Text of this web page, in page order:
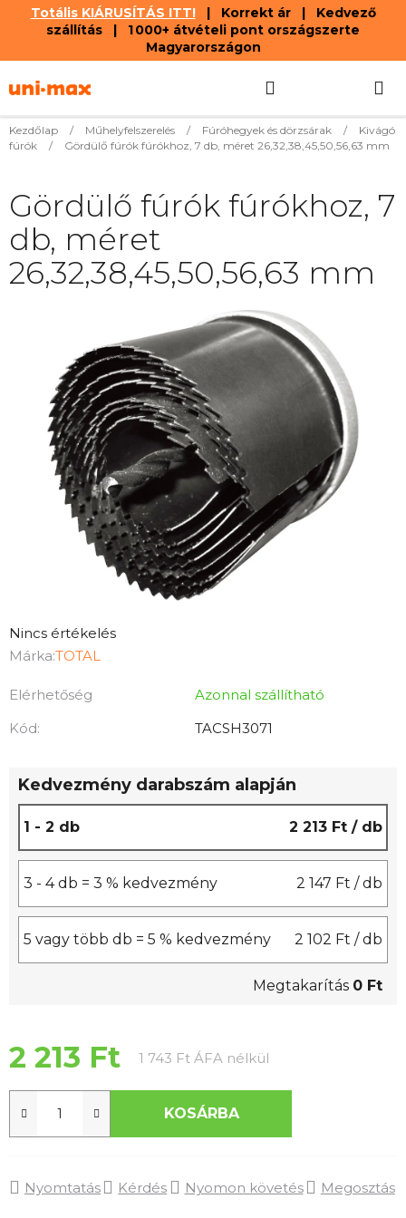
Totális KIÁRUSÍTÁS ITT!| Korrekt ár | Kedvező
szállítás | 1 000+ átvételi pont országszerte
Magyarországon
tartalomhoz
KOSÁR
Kezdőlap / Műhelyfelszerelés / Fúróhegyek és dörzsárak /
Kivágó
fúrók
/ Gördülő fúrók fúrókhoz, 7 db, méret 26,32,38,45,50,56,63 mm
A
termék
értékelése
5-
csillag.
Nincs értékelés
Márka:TOTAL
Elérhetőség
Azonnal szállítható
Kód:
TACSH3071
Kedvezmény darabszám alapján
1 - 2 db 2 213 Ft / db
3 - 4 db = 3 % kedvezmény 2 147 Ft / db
5 vagy több db = 5 % kedvezmény 2 102 Ft / db
Megtakarítás 0 Ft
2 213 Ft 1 743 Ft ÁFA nélkül
KOSÁRBA
Nyomtatás Kérdés Nyomon követés Megosztás
Gördülő fúrók fúrókhoz, 7
db, méret
26,32,38,45,50,56,63 mm